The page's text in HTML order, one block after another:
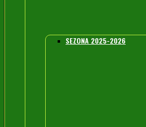
SEZONA 2025-2026